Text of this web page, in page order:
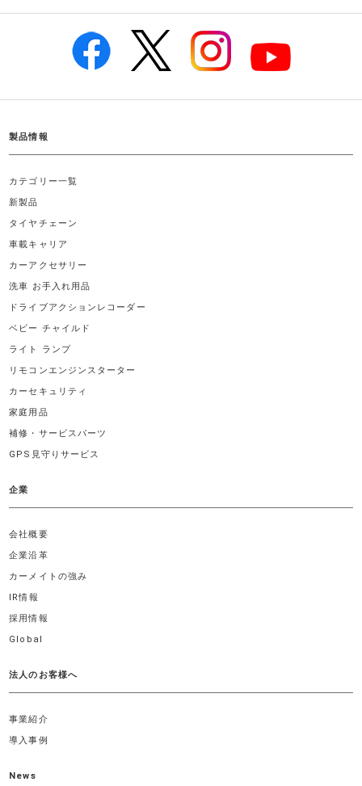
製品情報
カテゴリー一覧
新製品
タイヤチェーン
車載キャリア
カーアクセサリー
洗車 お手入れ用品
ドライブアクションレコーダー
ベビー チャイルド
ライト ランプ
リモコンエンジンスターター
カーセキュリティ
家庭用品
補修・サービスパーツ
GPS見守りサービス
企業
会社概要
企業沿革
カーメイトの強み
IR情報
採用情報
Global
法人のお客様へ
事業紹介
導入事例
News